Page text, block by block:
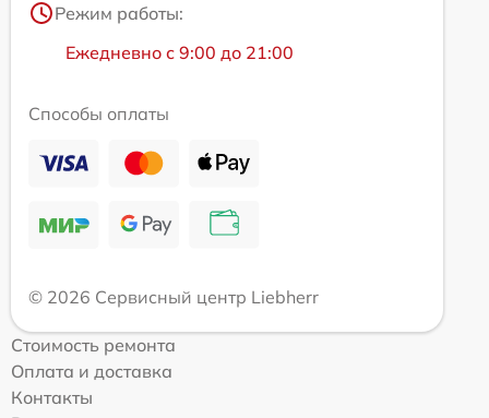
Режим работы:
Ежедневно с 9:00 до 21:00
Способы оплаты
© 2026 Сервисный центр Liebherr
Стоимость ремонта
Оплата и доставка
Контакты